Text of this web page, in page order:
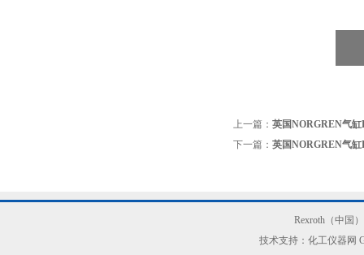
上一篇： 英国NORGREN气
下一篇： 英国NORGREN气缸
Rexroth（中国
技术支持：化工仪器网